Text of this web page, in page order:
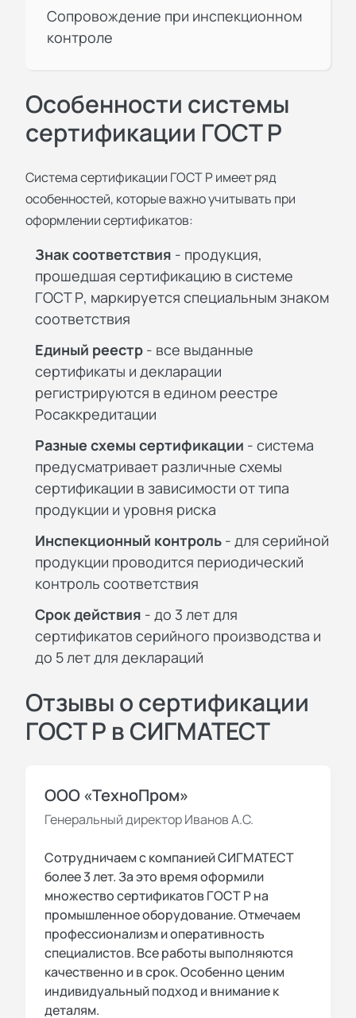
Сопровождение при инспекционном
контроле
Особенности системы
сертификации ГОСТ Р
Система сертификации ГОСТ Р имеет ряд
особенностей, которые важно учитывать при
оформлении сертификатов:
Знак соответствия - продукция,
прошедшая сертификацию в системе
ГОСТ Р, маркируется специальным знаком
соответствия
Единый реестр - все выданные
сертификаты и декларации
регистрируются в едином реестре
Росаккредитации
Разные схемы сертификации - система
предусматривает различные схемы
сертификации в зависимости от типа
продукции и уровня риска
Инспекционный контроль - для серийной
продукции проводится периодический
контроль соответствия
Срок действия - до 3 лет для
сертификатов серийного производства и
до 5 лет для деклараций
Отзывы о сертификации
ГОСТ Р в СИГМАТЕСТ
ООО «ТехноПром»
Генеральный директор Иванов А.С.
Сотрудничаем с компанией СИГМАТЕСТ
более 3 лет. За это время оформили
множество сертификатов ГОСТ Р на
промышленное оборудование. Отмечаем
профессионализм и оперативность
специалистов. Все работы выполняются
качественно и в срок. Особенно ценим
индивидуальный подход и внимание к
деталям.